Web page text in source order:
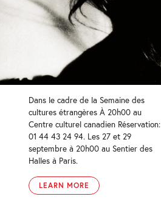
Dans le cadre de la Semaine des
cultures étrangères À 20h00 au
Centre culturel canadien Réservation:
01 44 43 24 94. Les 27 et 29
septembre à 20h00 au Sentier des
Halles à Paris.
LEARN MORE